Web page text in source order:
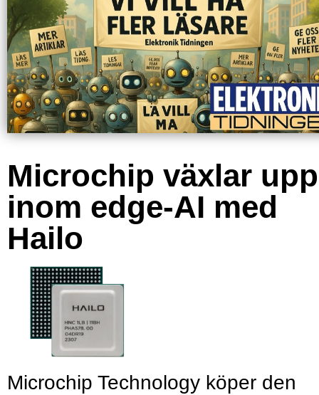
Microchip växlar upp
inom edge-AI med
Hailo
Microchip Technology köper den